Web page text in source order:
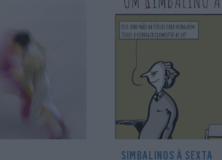
SIMBALINOS À SEXTA